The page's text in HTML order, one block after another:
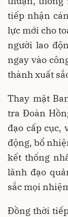
tiếp nhận
lực mới cho
người lao
ngay vào
thành xuất
Thay mặt
tra Đoàn
đạo cấp cục,
động, bổ
kết thống
lãnh đạo
sắc mọi
Đồng thời